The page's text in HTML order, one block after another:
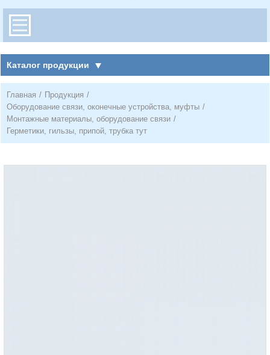
Каталог продукции
Главная / Продукция /
Оборудование связи, оконечные устройства, муфты /
Монтажные материалы, оборудование связи /
Герметики, гильзы, припой, трубка тут